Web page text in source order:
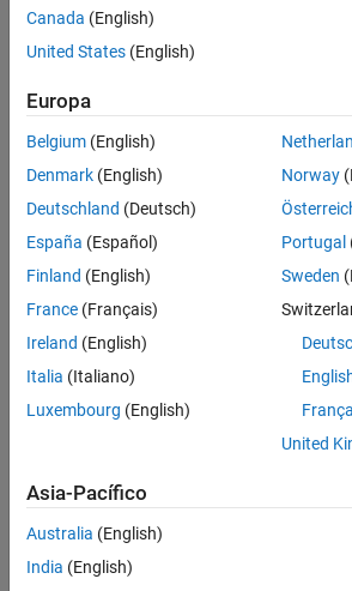
Canada (English)
United States (English)
Europa
Belgium (English)
Denmark (English)
Deutschland (Deutsch)
España (Español)
Finland (English)
France (Français)
Ireland (English)
Italia (Italiano)
Luxembourg (English)
Norway
Portugal
Sweden
United
Asia-Pacífico
Australia (English)
India (English)
Centro de confianza
Marcas comerciales
Política de privacidad
Antipiratería
Información de contacto
© 1994-2026 The MathWorks, Inc.